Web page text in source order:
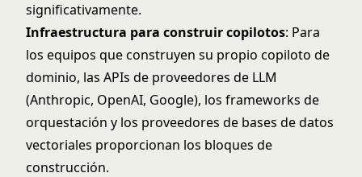
significativamente.
Infraestructura para construir copilotos: Para
los equipos que construyen su propio copiloto de
dominio, las APIs de proveedores de LLM
(Anthropic, OpenAI, Google), los frameworks de
orquestación y los proveedores de bases de datos
vectoriales proporcionan los bloques de
construcción.